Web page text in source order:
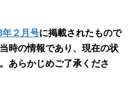
年２月号に掲載されたもので
時の情報であり、現在の状
あらかじめご了承くださ